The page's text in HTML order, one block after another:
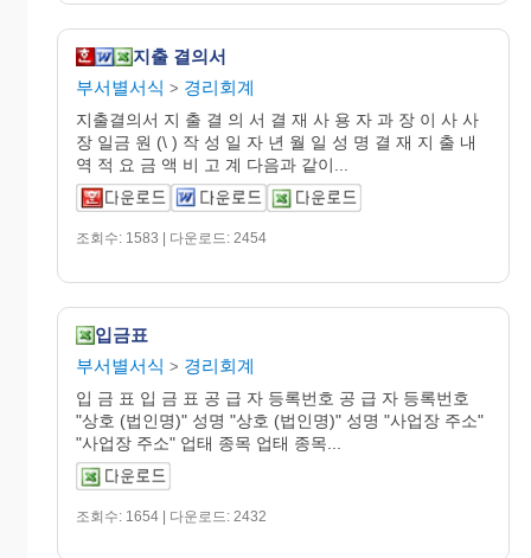
지출 결의서
부서별서식 > 경리회계
지출결의서 지 출 결 의 서 결 재 사 용 자 과 장 이 사 사
장 일금 원 (\ ) 작 성 일 자 년 월 일 성 명 결 재 지 출 내
역 적 요 금 액 비 고 계 다음과 같이...
조회수: 1583 | 다운로드: 2454
입금표
부서별서식 > 경리회계
입 금 표 입 금 표 공 급 자 등록번호 공 급 자 등록번호
"상호 (법인명)" 성명 "상호 (법인명)" 성명 "사업장 주소"
"사업장 주소" 업태 종목 업태 종목...
조회수: 1654 | 다운로드: 2432